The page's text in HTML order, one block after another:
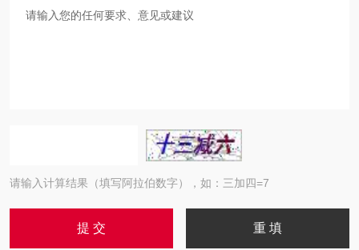
请输入计算结果（填写阿拉伯数字），如：三加四=7